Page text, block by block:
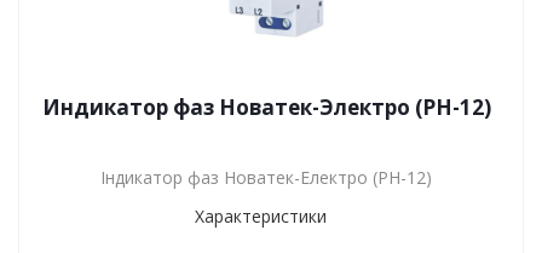
Индикатор фаз Новатек-Электро (РН-12)
Індикатор фаз Новатек-Електро (РН-12)
Характеристики